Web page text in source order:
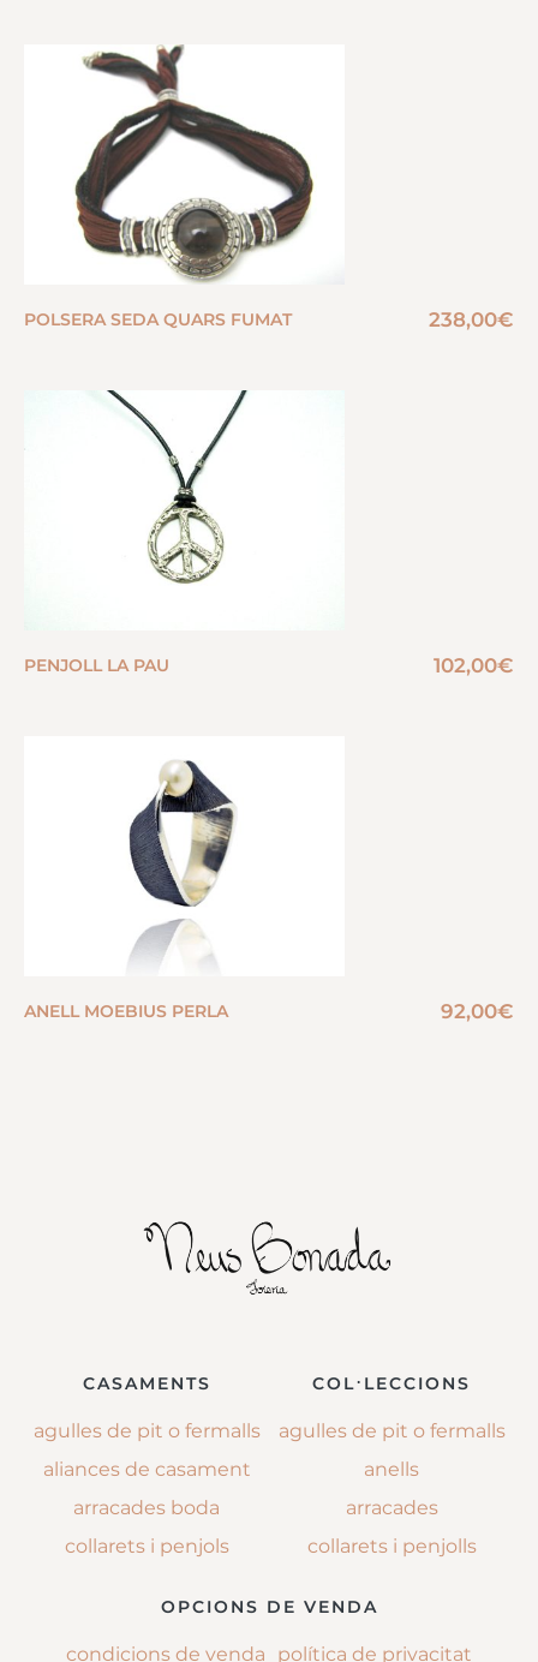
POLSERA SEDA QUARS FUMAT 238,00€
PENJOLL LA PAU 102,00€
ANELL MOEBIUS PERLA 92,00€
CASAMENTS
agulles de pit o fermalls
aliances de casament
arracades boda
collarets i penjols
COL·LECCIONS
agulles de pit o fermalls
anells
arracades
collarets i penjolls
OPCIONS DE VENDA
condicions de venda política de privacitat